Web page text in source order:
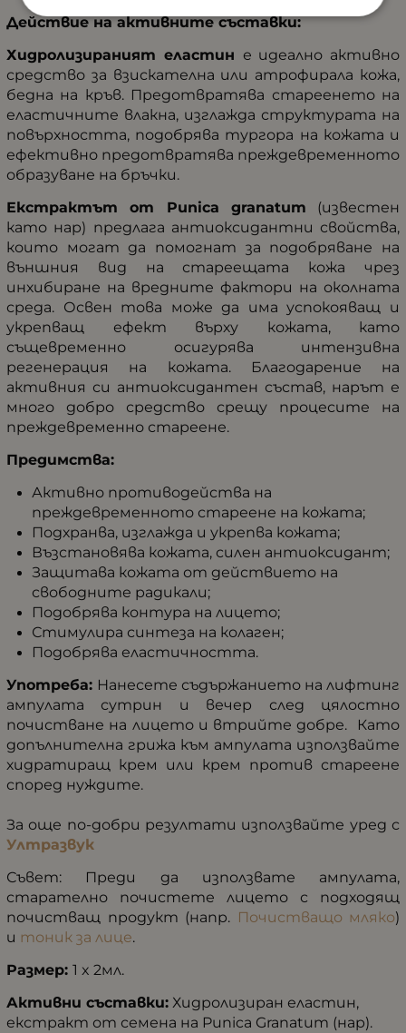
Действие на активните съставки:
Хидролизираният еластин е идеално активно
средство за взискателна или атрофирала кожа,
бедна на кръв. Предотвратява стареенето на
еластичните влакна, изглажда структурата на
повърхността, подобрява тургора на кожата и
ефективно предотвратява преждевременното
образуване на бръчки.
Екстрактът от Punica granatum (известен
като нар) предлага антиоксидантни свойства,
които могат да помогнат за подобряване на
външния вид на стареещата кожа чрез
инхибиране на вредните фактори на околната
среда. Освен това може да има успокояващ и
укрепващ ефект върху кожата, като
същевременно осигурява интензивна
регенерация на кожата. Благодарение на
активния си антиоксидантен състав, нарът е
много добро средство срещу процесите на
преждевременно стареене.
Предимства:
Активно противодейства на
преждевременното стареене на кожата;
Подхранва, изглажда и укрепва кожата;
Възстановява кожата, силен антиоксидант;
Защитава кожата от действието на
свободните радикали;
Подобрява контура на лицето;
Стимулира синтеза на колаген;
Подобрява еластичността.
Употреба: Нанесете съдържанието на лифтинг
ампулата сутрин и вечер след цялостно
почистване на лицето и втрийте добре. Като
допълнителна грижа към ампулата използвайте
хидратиращ крем или крем против стареене
според нуждите.
За още по-добри резултати използвайте уред с
Ултразвук
Съвет: Преди да използвате ампулата,
старателно почистете лицето с подходящ
почистващ продукт (напр. Почистващо мляко)
и тоник за лице.
Размер: 1 x 2мл.
Активни съставки: Хидролизиран еластин,
екстракт от семена на Punica Granatum (нар).